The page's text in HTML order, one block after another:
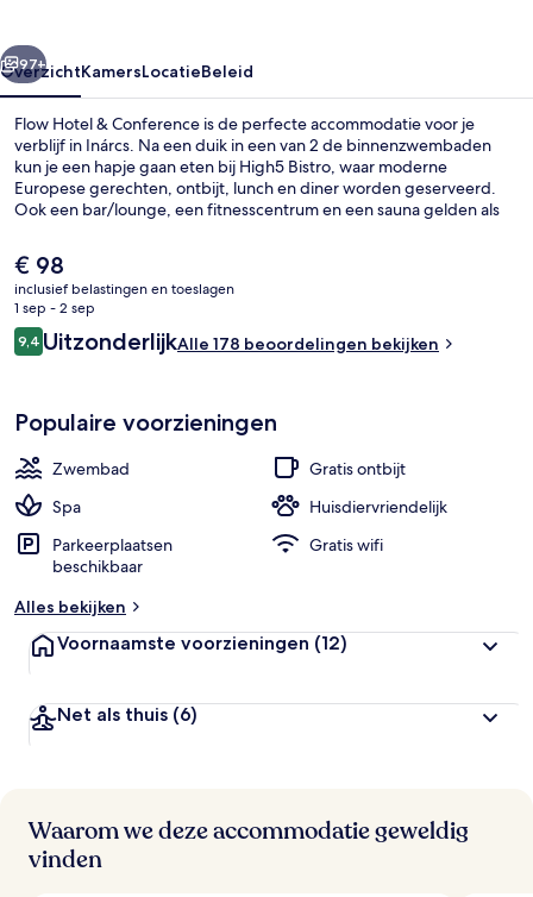
Volgende
97+
OverzichtKamersLocatieBeleid
Flow Hotel & Conference is de perfecte accommodatie voor je
verblijf in Inárcs. Na een duik in een van 2 de binnenzwembaden
kun je een hapje gaan eten bij High5 Bistro, waar moderne
Europese gerechten, ontbijt, lunch en diner worden geserveerd.
Ook een bar/lounge, een fitnesscentrum en een sauna gelden als
De
huidige
prijs
is
€ 98
€ 98
inclusief belastingen en toeslagen
1 sep - 2 sep
Beoordelingen
9,49,4 op 10 –
UitzonderlijkAlle 178 beoordelingen bekijken
Populaire voorzieningen
Zwembad
Gratis ontbijt
Spa
Huisdiervriendelijk
Parkeerplaatsen
beschikbaar
Gratis wifi
Alles bekijken
Voornaamste voorzieningen (12)
Net als thuis (6)
Waarom we deze accommodatie geweldig
vinden